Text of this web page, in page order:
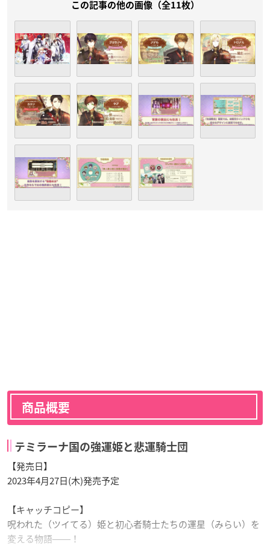
この記事の他の画像（全11枚）
商品概要
テミラーナ国の強運姫と悲運騎士団
【発売日】
2023年4月27日(木)発売予定
【キャッチコピー】
呪われた（ツイてる）姫と初心者騎士たちの運星（みらい）を
変える物語――！